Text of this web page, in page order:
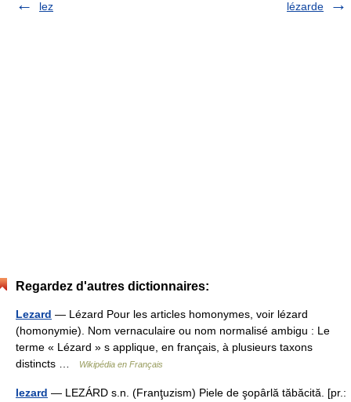
lez
lézarde
Regardez d'autres dictionnaires:
Lezard — Lézard Pour les articles homonymes, voir lézard
(homonymie). Nom vernaculaire ou nom normalisé ambigu : Le
terme « Lézard » s applique, en français, à plusieurs taxons
distincts …
Wikipédia en Français
lezard — LEZÁRD s.n. (Franţuzism) Piele de şopârlă tăbăcită. [pr.: